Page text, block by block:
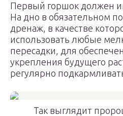
Первый горшок должен
На дно в обязательном
дренаж, в качестве
использовать любые
пересадки, для
укрепления будущего
регулярно
Так выглядит